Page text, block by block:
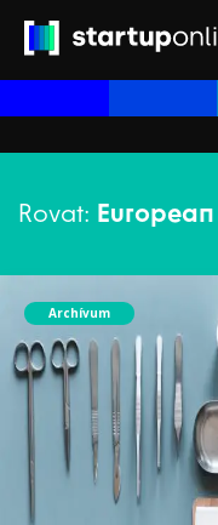
Rovat:
Archívum